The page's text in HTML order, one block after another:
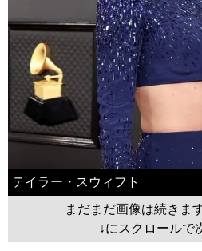
テイラー・スウィフト
まだまだ画像は続きま
↓にスクロールで